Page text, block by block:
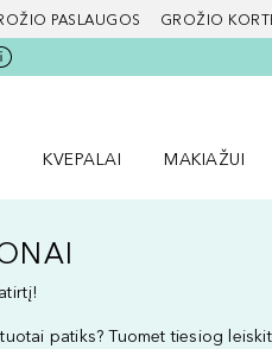
PASLAUGOS GROŽIO
KVEPALAI
MAKIAŽUI
patiks? Tuomet tiesiog